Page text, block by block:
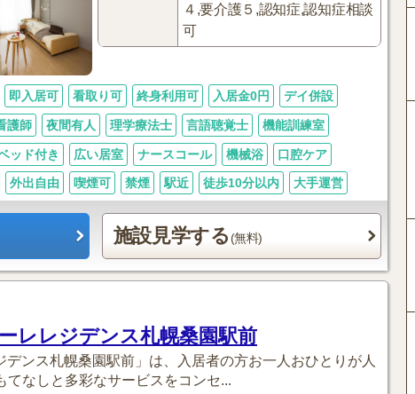
４,要介護５,認知症,認知症相談
可
即入居可 看取り可 終身利用可 入居金0円 デイ併設
護師 夜間有人 理学療法士 言語聴覚士 機能訓練室
ッド付き 広い居室 ナースコール 機械浴 口腔ケア
外出自由 喫煙可 禁煙 駅近 徒歩10分以内 大手運営
施設見学する (無料)
レレジデンス札幌桑園駅前
デンス札幌桑園駅前」は、入居者の方お一人おひとりが人
なしと多彩なサービスをコンセ...